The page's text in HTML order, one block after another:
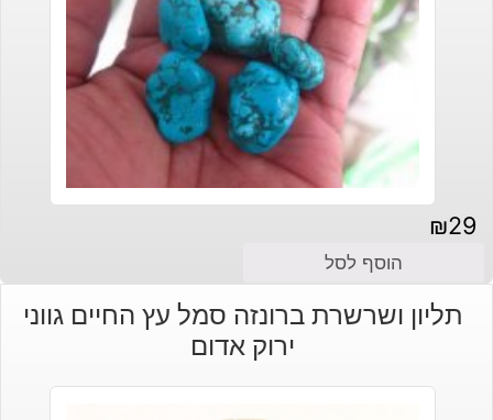
₪29
הוסף לסל
תליון ושרשרת ברונזה סמל עץ החיים גווני
ירוק אדום